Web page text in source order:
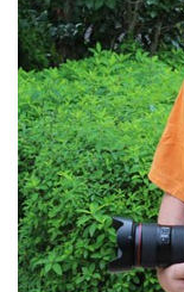
智
慧
教
育
关
工